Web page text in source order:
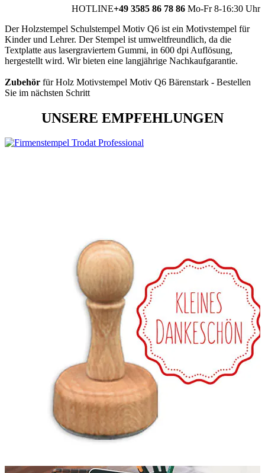
HOTLINE+49 3585 86 78 86 Mo-Fr 8-16:30 Uhr
Der Holzstempel Schulstempel Motiv Q6 ist ein Motivstempel für
Kinder und Lehrer. Der Stempel ist umweltfreundlich, da die
Textplatte aus lasergraviertem Gummi, in 600 dpi Auflösung,
hergestellt wird. Wir bieten eine langjährige Nachkaufgarantie.
Zubehör für Holz Motivstempel Motiv Q6 Bärenstark - Bestellen
Sie im nächsten Schritt
UNSERE EMPFEHLUNGEN